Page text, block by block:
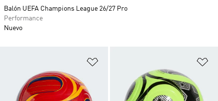
Balón UEFA Champions League 26/27 Pro
Performance
Nuevo